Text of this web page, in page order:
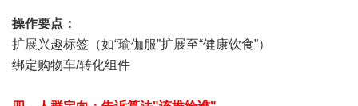
操作要点：
扩展兴趣标签（如“瑜伽服”扩展至“健康饮食”）
绑定购物车/转化组件